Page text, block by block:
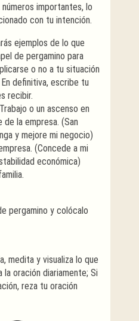
importantes, lo
con tu intención.
ejemplos de lo que
de pergamino para
o no a tu situación
definitiva, escribe tu
recibir.
o un ascenso en
la empresa. (San
y mejore mi negocio)
(Concede a mi
económica)
pergamino y colócalo
medita y visualiza lo que
la oración diariamente; Si
reza tu oración